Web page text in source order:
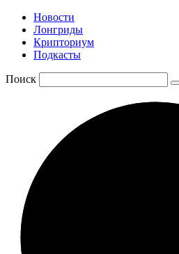
Новости
Лонгриды
Крипториум
Подкасты
Поиск